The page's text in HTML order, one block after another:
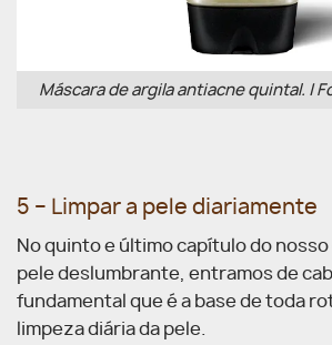
Máscara de argila antiacne quintal. |
5 – Limpar a pele diariamente
No quinto e último capítulo do nosso
pele deslumbrante, entramos de
fundamental que é a base de toda
limpeza diária da pele.